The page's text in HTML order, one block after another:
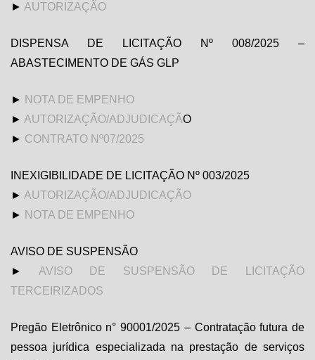
► AUTORIZAÇÃO
DISPENSA DE LICITAÇÃO Nº 008/2025 –
ABASTECIMENTO DE GÁS GLP
► NOTA DE EMPENHO
► AUTORIZAÇÃO/ADJUDICAÇÃO
► CONTRATO Nº07/2025
INEXIGIBILIDADE DE LICITAÇÃO Nº 003/2025
► AUTORIZAÇÃO/ADJUDICAÇÃO
► NOTA DE EMPENHO
AVISO DE SUSPENSÃO
► AVISO DE SUSPENSÃO DE LICITAÇÃO
TERCEIRIZADOS
Pregão Eletrônico n° 90001/2025 – Contratação futura de
pessoa jurídica especializada na prestação de serviços